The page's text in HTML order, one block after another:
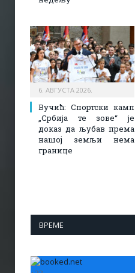
6. АВГУСТА 2026.
Вучић: Спортски камп
„Србија те зове“ је
доказ да љубав према
нашој земљи нема
границе
ВРЕМЕ